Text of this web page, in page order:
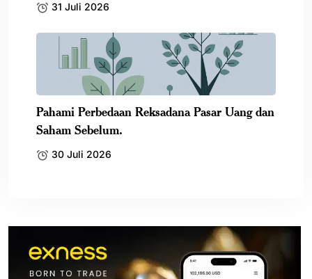
31 Juli 2026
Pahami Perbedaan Reksadana Pasar Uang dan
Saham Sebelum.
30 Juli 2026